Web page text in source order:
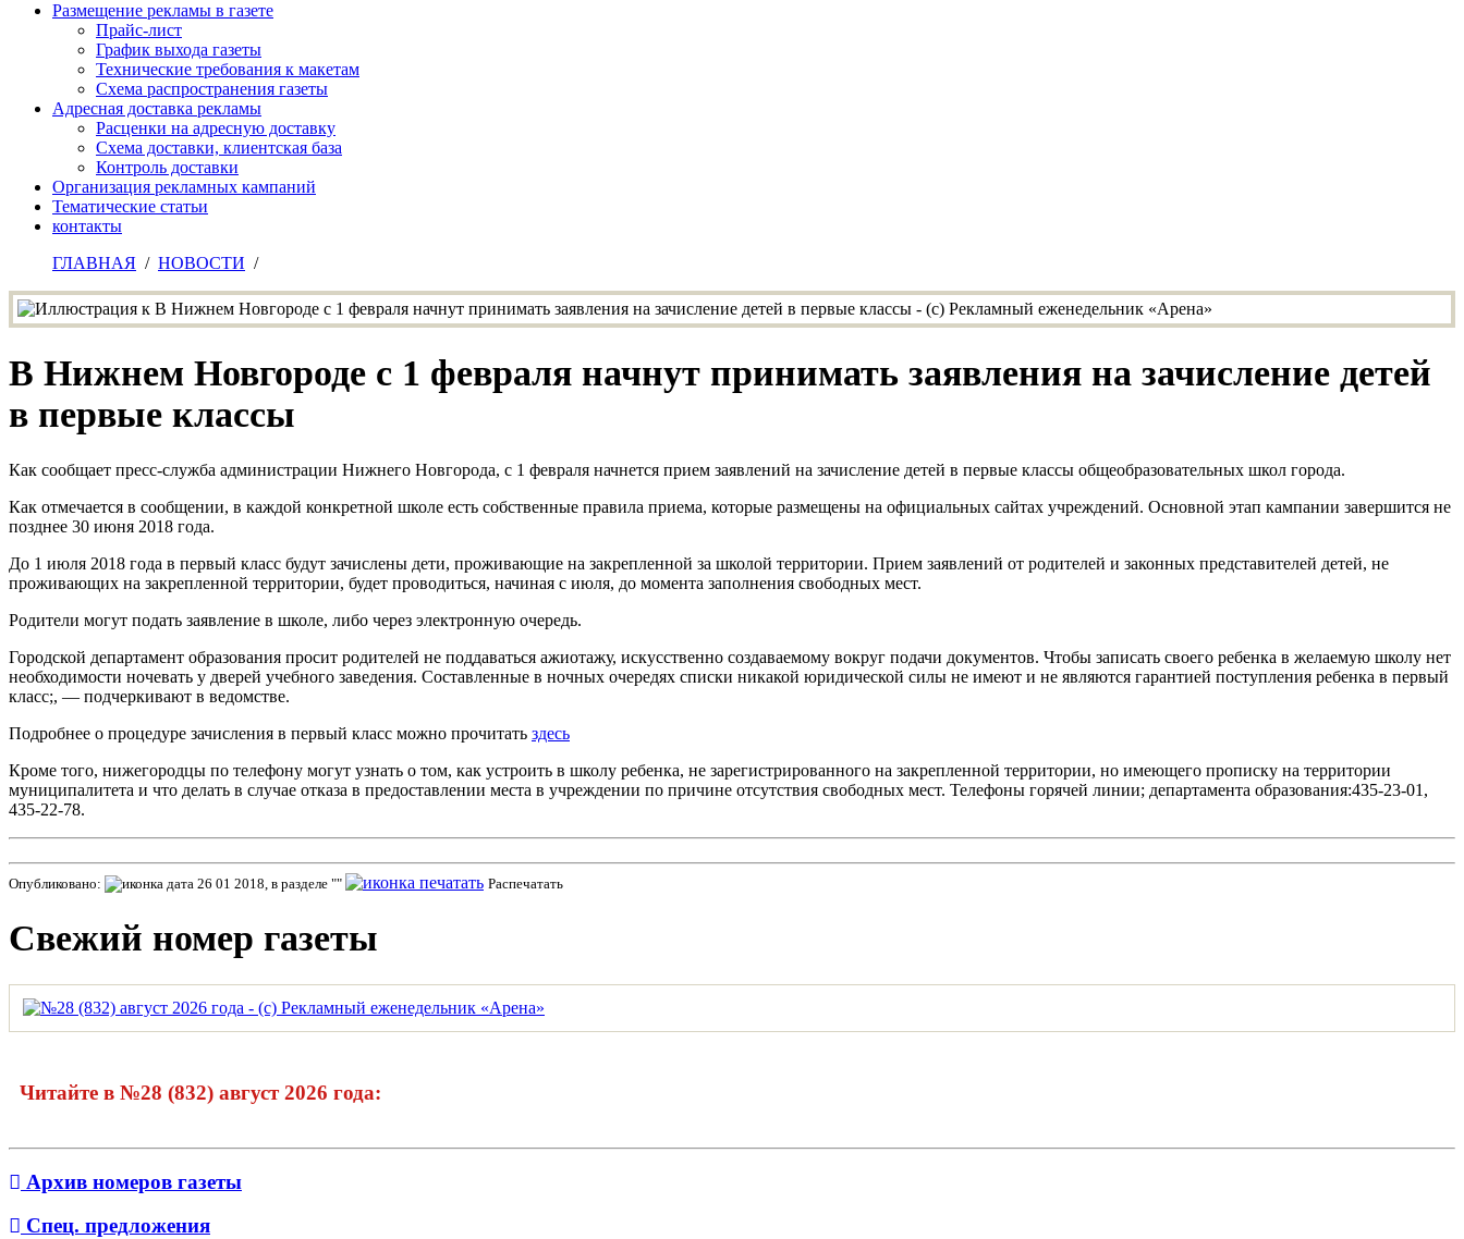
Размещение рекламы в газете
Прайс-лист
График выхода газеты
Технические требования к макетам
Схема распространения газеты
Адресная доставка рекламы
Расценки на адресную доставку
Схема доставки, клиентская база
Контроль доставки
Организация рекламных кампаний
Тематические статьи
контакты
ГЛАВНАЯ / НОВОСТИ /
В Нижнем Новгороде с 1 февраля начнут принимать заявления на зачисление детей
в первые классы
Как сообщает пресс-служба администрации Нижнего Новгорода, с 1 февраля начнется прием заявлений на зачисление детей в первые классы общеобразовательных школ города.
Как отмечается в сообщении, в каждой конкретной школе есть собственные правила приема, которые размещены на официальных сайтах учреждений. Основной этап кампании завершится не
позднее 30 июня 2018 года.
До 1 июля 2018 года в первый класс будут зачислены дети, проживающие на закрепленной за школой территории. Прием заявлений от родителей и законных представителей детей, не
проживающих на закрепленной территории, будет проводиться, начиная с июля, до момента заполнения свободных мест.
Родители могут подать заявление в школе, либо через электронную очередь.
Городской департамент образования просит родителей не поддаваться ажиотажу, искусственно создаваемому вокруг подачи документов. Чтобы записать своего ребенка в желаемую школу нет
необходимости ночевать у дверей учебного заведения. Составленные в ночных очередях списки никакой юридической силы не имеют и не являются гарантией поступления ребенка в первый
класс;, — подчеркивают в ведомстве.
Подробнее о процедуре зачисления в первый класс можно прочитать здесь
Кроме того, нижегородцы по телефону могут узнать о том, как устроить в школу ребенка, не зарегистрированного на закрепленной территории, но имеющего прописку на территории
муниципалитета и что делать в случае отказа в предоставлении места в учреждении по причине отсутствия свободных мест. Телефоны горячей линии; департамента образования:435-23-01,
435-22-78.
Опубликовано: 26 01 2018, в разделе "" Распечатать
Свежий номер газеты
Читайте в №28 (832) август 2026 года:
Архив номеров газеты
Спец. предложения